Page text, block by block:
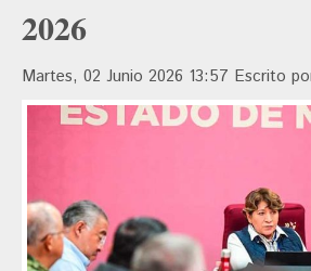
2026
Martes, 02 Junio 2026 13:57 Escrito